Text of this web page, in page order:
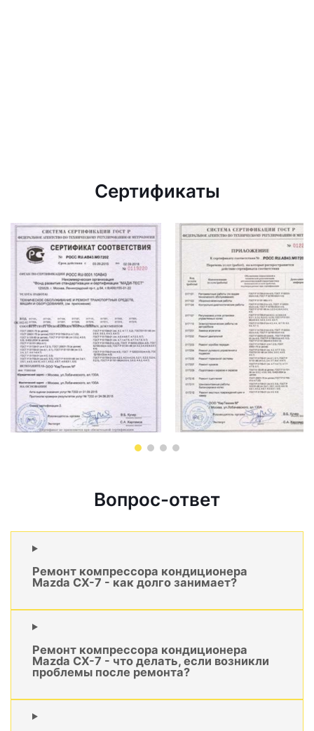
Сертификаты
Вопрос-ответ
Ремонт компрессора кондиционера
Mazda CX-7 - как долго занимает?
Ремонт компрессора кондиционера
Mazda CX-7 - что делать, если возникли
проблемы после ремонта?